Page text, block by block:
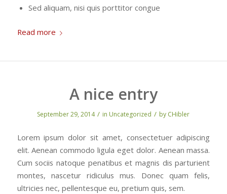
Sed aliquam, nisi quis porttitor congue
Read more
A nice entry
September 29, 2014 / in Uncategorized / by CHibler
Lorem ipsum dolor sit amet, consectetuer adipiscing
elit. Aenean commodo ligula eget dolor. Aenean massa.
Cum sociis natoque penatibus et magnis dis parturient
montes, nascetur ridiculus mus. Donec quam felis,
ultricies nec, pellentesque eu, pretium quis, sem.